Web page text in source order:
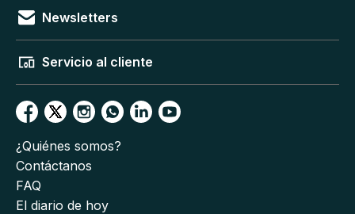
Newsletters
Servicio al cliente
¿Quiénes somos?
Contáctanos
FAQ
El diario de hoy